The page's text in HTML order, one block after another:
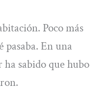
Poco más
pasaba. En una
sabido que hubo